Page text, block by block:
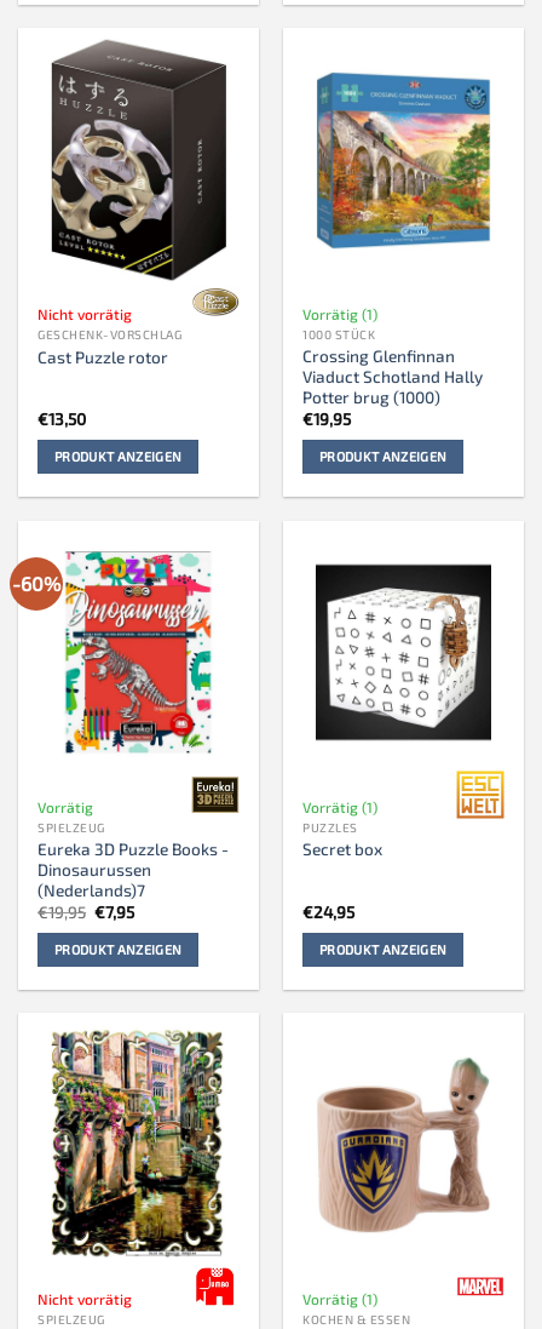
Nicht vorrätig
GESCHENK-VORSCHLAG
Cast Puzzle rotor
€13,50
PRODUKT ANZEIGEN
Vorrätig (1)
1000 STÜCK
Crossing Glenfinnan
Viaduct Schotland Hally
Potter brug (1000)
€19,95
PRODUKT ANZEIGEN
-60%
Vorrätig
SPIELZEUG
Eureka 3D Puzzle Books -
Dinosaurussen
(Nederlands)7
€19,95 Ursprünglicher
Preis
war:
€19,95
€7,95Aktueller
ist:
€7,95.
PRODUKT ANZEIGEN
Vorrätig (1)
PUZZLES
Secret box
€24,95
PRODUKT ANZEIGEN
Nicht vorrätig
SPIELZEUG
Vorrätig (1)
KOCHEN & ESSEN